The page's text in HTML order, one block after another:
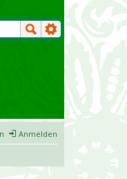
Anmelden